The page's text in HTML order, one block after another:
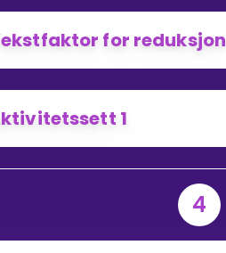
for reduksjon
1
4